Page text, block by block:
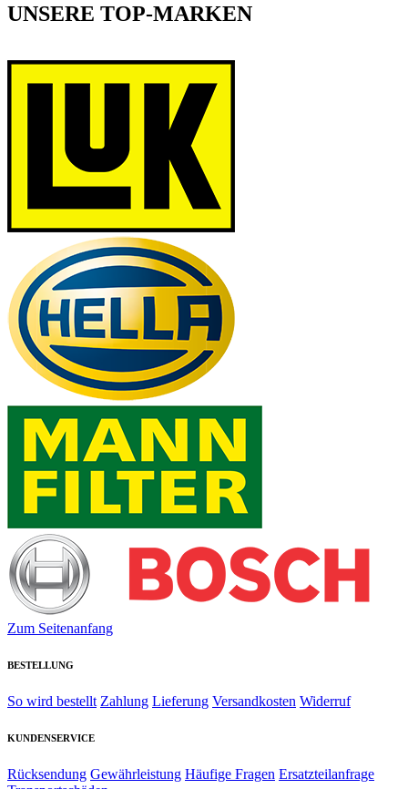
UNSERE TOP-MARKEN
Zum Seitenanfang
BESTELLUNG
So wird bestellt Zahlung Lieferung Versandkosten Widerruf
KUNDENSERVICE
Rücksendung Gewährleistung Häufige Fragen Ersatzteilanfrage